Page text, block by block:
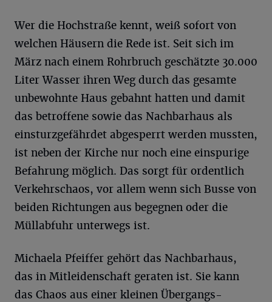
Wer die Hochstraße kennt, weiß sofort von
welchen Häusern die Rede ist. Seit sich im
März nach einem Rohrbruch geschätzte 30.000
Liter Wasser ihren Weg durch das gesamte
unbewohnte Haus gebahnt hatten und damit
das betroffene sowie das Nachbarhaus als
einsturzgefährdet abgesperrt werden mussten,
ist neben der Kirche nur noch eine einspurige
Befahrung möglich. Das sorgt für ordentlich
Verkehrschaos, vor allem wenn sich Busse von
beiden Richtungen aus begegnen oder die
Müllabfuhr unterwegs ist.
Michaela Pfeiffer gehört das Nachbarhaus,
das in Mitleidenschaft geraten ist. Sie kann
das Chaos aus einer kleinen Übergangs-